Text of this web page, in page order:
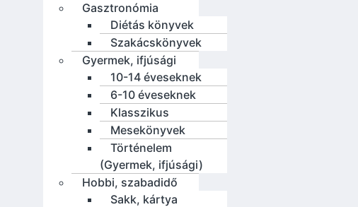
Gasztronómia
Diétás könyvek
Szakácskönyvek
Gyermek, ifjúsági
10-14 éveseknek
6-10 éveseknek
Klasszikus
Mesekönyvek
Történelem
(Gyermek, ifjúsági)
Hobbi, szabadidő
Sakk, kártya